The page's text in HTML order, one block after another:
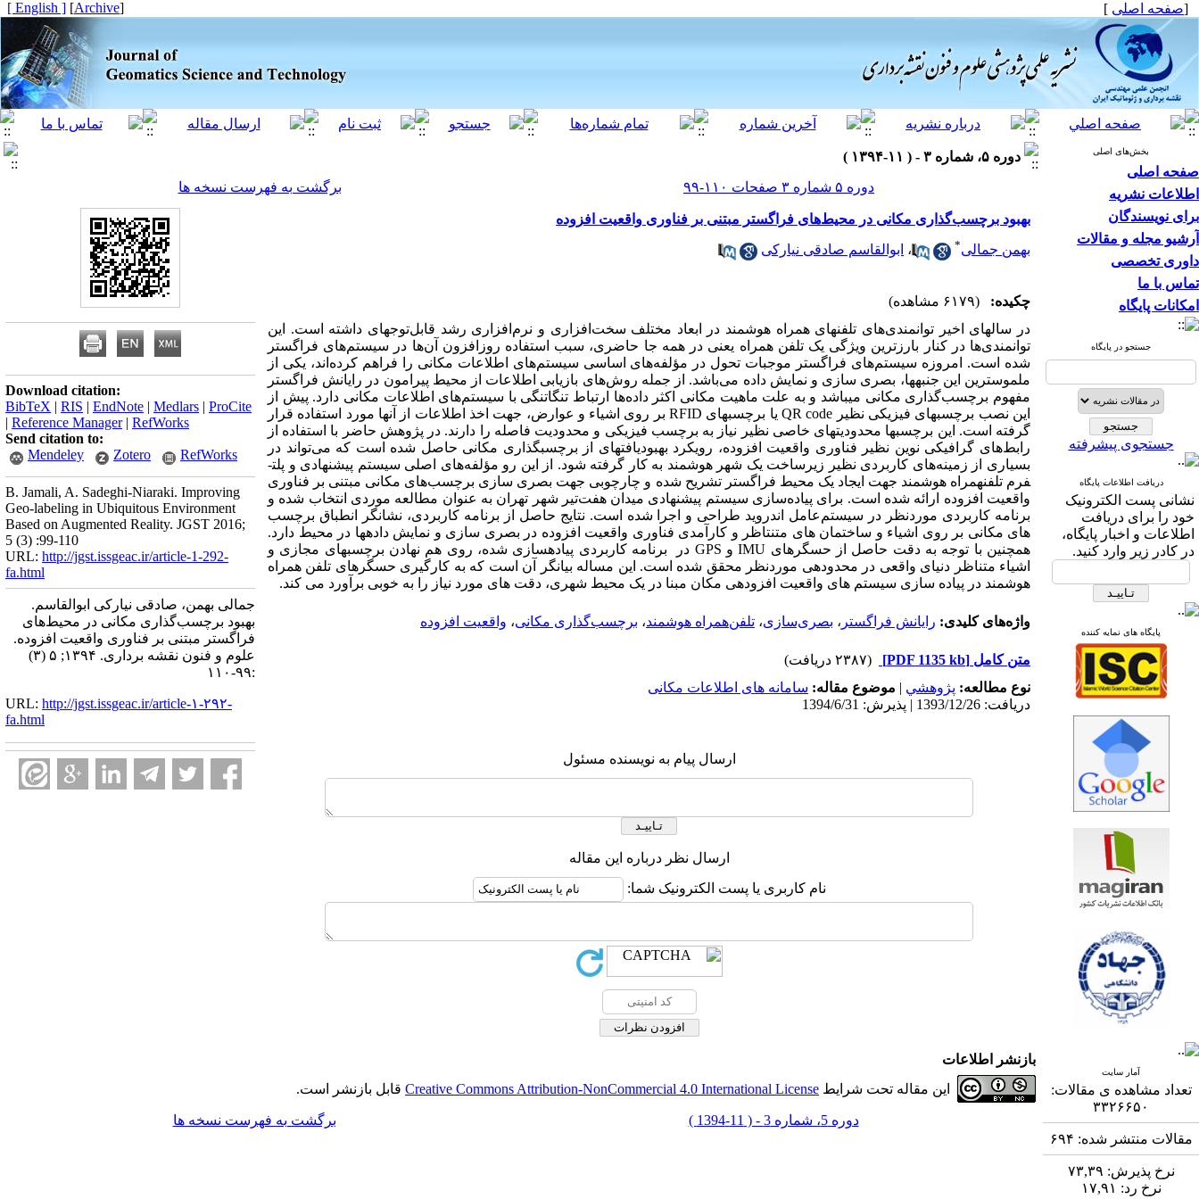
[صفحه اصلی ]
[
Archive
]
[ English ]
بخش‌های اصلی
صفحه اصلی
اطلاعات نشریه
برای نویسندگان
آرشیو مجله و مقالات
داوری تخصصی
تماس با ما
امکانات پایگاه
جستجو در پایگاه
جستجوی پیشرفته
دریافت اطلاعات پایگاه
نشانی پست الکترونیک
خود را برای دریافت
اطلاعات و اخبار پایگاه،
در کادر زیر وارد کنید.
پایگاه های نمایه کننده
آمار سایت
تعداد مشاهده ی مقالات:
۳۳۲۶۶۵۰
مقالات منتشر شده: ۶۹۴
نرخ پذیرش: ۷۳,۳۹
نرخ رد: ۱۷,۹۱
دوره ۵، شماره ۳ - ( ۱۱-۱۳۹۴ )
دوره ۵ شماره ۳ صفحات ۱۱۰-۹۹
برگشت به فهرست نسخه ها
بهبود برچسب‌گذاری مکانی در محیط‌های فراگستر مبتنی بر فناوری واقعیت افزوده
بهمن جمالی* ، ابوالقاسم صادقی نیارکی
چکیده:
(۶۱۷۹ مشاهده)
در سال­های اخیر توانمندی‌های تلفن­های همراه هوشمند در ابعاد مختلف سخت‌افزاری و نرم‌افزاری رشد قابل‌توجه­ای داشته است. این
توانمندی‌ها در کنار بارزترین ویژگی یک تلفن همراه یعنی در همه جا حاضری، سبب استفاده روزافزون آن‌ها در سیستم‌های فراگستر
شده است. امروزه سیستم‌های فراگستر موجبات تحول در مؤلفه‌های اساسی سیستم‌های اطلاعات مکانی را فراهم کرده‌اند، یکی از
ملموس­ترین این جنبه­ها، بصری سازی و نمایش داده می‌باشد. از جمله روش‌های بازیابی اطلاعات از محیط پیرامون در رایانش فراگستر
مفهوم برچسب‌گذاری مکانی می­باشد و به علت ماهیت مکانی اکثر داده‌ها ارتباط تنگاتنگی با سیستم‌های اطلاعات مکانی دارد. پیش از
این نصب برچسب­های فیزیکی نظیر QR codeیا برچسب­های RFIDبر روی اشیاء و عوارض، جهت اخذ اطلاعات از آنها مورد استفاده قرار
گرفته است. این برچسب­ها محدودیت­های خاصی نظیر نیاز به برچسب فیزیکی و محدودیت فاصله را دارند. در پژوهش حاضر با استفاده از
رابط‌های گرافیکی نوین نظیر فناوری واقعیت افزوده، رویکرد بهبودیافته­ای از برچسب­گذاری مکانی حاصل شده است که می‌تواند در
بسیاری از زمینه‌های کاربردی نظیر زیرساخت یک شهر هوشمند به کار گرفته شود. از این رو مؤلفه‌های اصلی سیستم پیشنهادی و پلت­
فرم تلفن­همراه هوشمند جهت ایجاد یک محیط فراگستر تشریح شده و چارچوبی جهت بصری سازی برچسب‌­های مکانی مبتنی بر فناوری
واقعیت افزوده ارائه شده است. برای پیاده‌سازی سیستم پیشنهادی میدان هفت‌تیر شهر تهران به عنوان مطالعه موردی انتخاب شده و
برنامه کاربردی موردنظر در سیستم‌عامل اندروید طراحی و اجرا شده است. نتایج حاصل از برنامه کاربردی، نشانگر انطباق برچسب
های مکانی بر روی اشیاء و ساختمان های متنتاظر و کارآمدی فناوری واقعیت افزوده در بصری سازی و نمایش داده­ها در محیط دارد.
همچنین با توجه به دقت حاصل از حسگرهای IMUو GPS در برنامه کاربردی پیاده­سازی شده، روی هم نهادن برچسب­های مجازی و
اشیاء متناظر دنیای واقعی در محدوده­ی موردنظر محقق شده است. این مساله بیانگر آن است که به کارگیری حسگرهای تلفن همراه
هوشمند در پیاده سازی سیستم های واقعیت افزوده­ی مکان مبنا در یک محیط شهری، دقت های مورد نیاز را به خوبی برآورد می کند.
واژه‌های کلیدی: رایانش فراگستر ، بصری‌سازی، تلفن‌همراه هوشمند، برچسب‌گذاری مکانی، واقعیت افزوده
متن کامل [PDF 1135 kb]
(۲۳۸۷ دریافت)
نوع مطالعه: پژوهشي | موضوع مقاله: سامانه های اطلاعات مکانی
دریافت: 1393/12/26 | پذیرش: 1394/6/31
ارسال پیام به نویسنده مسئول
ارسال نظر درباره این مقاله
نام کاربری یا پست الکترونیک شما:
Download citation:
BibTeX | RIS | EndNote | Medlars | ProCite
| Reference Manager| RefWorks
Send citation to:
Mendeley
Zotero RefWorks
B. Jamali, A. Sadeghi-Niaraki. Improving
Geo-labeling in Ubiquitous Environment
Based on Augmented Reality. JGST 2016;
5 (3) :99-110
URL: http://jgst.issgeac.ir/article-1-292-
fa.html
جمالی بهمن، صادقی نیارکی ابوالقاسم.
بهبود برچسب‌گذاری مکانی در محیط‌های
فراگستر مبتنی بر فناوری واقعیت افزوده.
علوم و فنون نقشه برداری. ۱۳۹۴; ۵ (۳)
:۹۹-۱۱۰
URL: http://jgst.issgeac.ir/article-۱-۲۹۲-
fa.html
بازنشر اطلاعات
این مقاله تحت شرایط Creative Commons Attribution-NonCommercial 4.0 International License قابل بازنشر است.
دوره 5، شماره 3 - ( 11-1394 ) برگشت به فهرست نسخه ها